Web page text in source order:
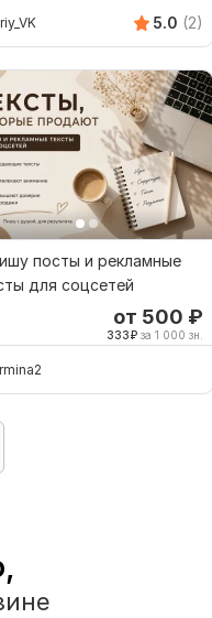
5.0 (2)
посты и рекламные
для соцсетей
от 500 ₽
333₽ за 1 000 зн.